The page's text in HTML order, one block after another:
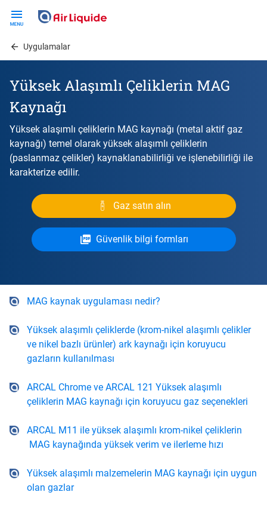
contentUygulamalar
Yüksek Alaşımlı Çeliklerin MAG
Kaynağı
Yüksek alaşımlı çeliklerin MAG kaynağı (metal aktif gaz
kaynağı) temel olarak yüksek alaşımlı çeliklerin
(paslanmaz çelikler) kaynaklanabilirliği ve işlenebilirliği ile
karakterize edilir.
Gaz satın alın
Güvenlik bilgi formları
MAG kaynak uygulaması nedir?
Yüksek alaşımlı çeliklerde (krom-nikel alaşımlı çelikler
ve nikel bazlı ürünler) ark kaynağı için koruyucu
gazların kullanılması
ARCAL Chrome ve ARCAL 121 Yüksek alaşımlı
çeliklerin MAG kaynağı için koruyucu gaz seçenekleri
ARCAL M11 ile yüksek alaşımlı krom-nikel çeliklerin
MAG kaynağında yüksek verim ve ilerleme hızı
Yüksek alaşımlı malzemelerin MAG kaynağı için uygun
olan gazlar